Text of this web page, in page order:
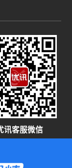
政治思想觉
讯客服微信